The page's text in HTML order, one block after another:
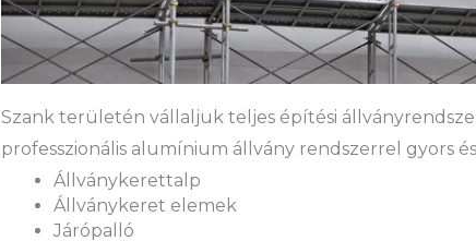
Szank területén vállaljuk teljes építési
professzionális alumínium állvány rendszerrel gyors
Állványkerettalp
Állványkeret elemek
Járópalló